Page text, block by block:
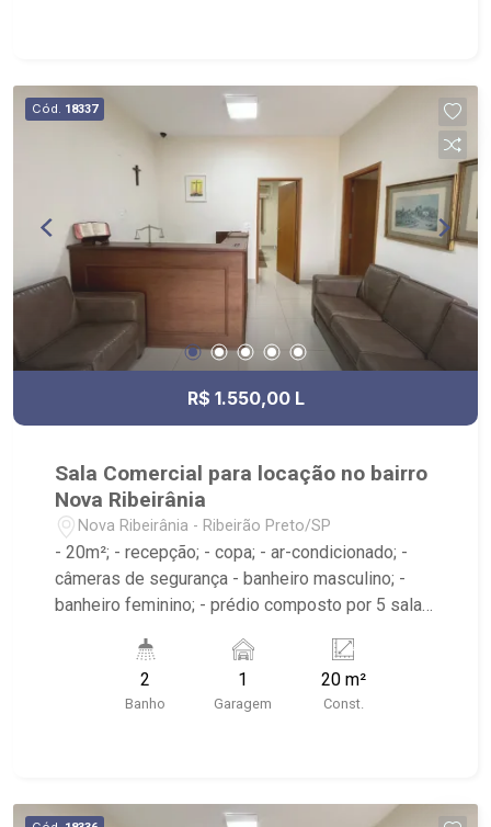
Cód. 18337
R$ 1.550,00 L
Sala Comercial para locação no bairro
Nova Ribeirânia
Nova Ribeirânia - Ribeirão Preto/SP
- 20m²; - recepção; - copa; - ar-condicionado; -
câmeras de segurança - banheiro masculino; -
banheiro feminino; - prédio composto por 5 salas;
2
Banho
1
Garagem
20 m²
Const.